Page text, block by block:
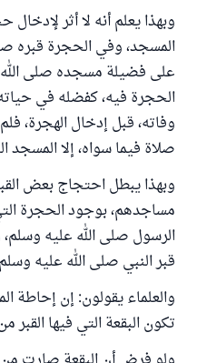
وبهذا يعلم أنه لا أثر
المسجد، وفي الحجرة قبره
على فضيلة مسجده صلى
الحجرة فيه، كفضله في
وفاته، قبل إدخال الهجرة،
صلاة فيما سواه، إلا المسجد
وبهذا يبطل احتجاج بعض
مساجدهم، بوجود الحجرة
الرسول صلى الله عليه
قبر النبي صلى الله عليه
والعلماء يقولون: إن إحاطة
تكون البقعة التي فيها القبر